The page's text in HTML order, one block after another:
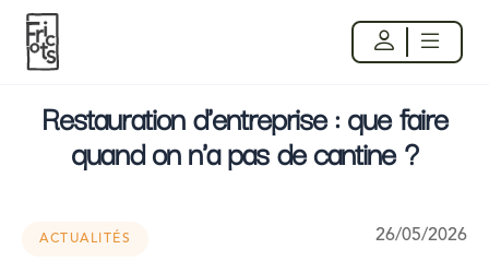
Restauration d'entreprise : que faire
quand on n'a pas de cantine ?
ACTUALITÉS 26/05/2026